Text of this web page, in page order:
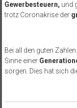
Gewerbesteuern, und
trotz Coronakrise der
Bei all den guten
Sinne einer
sorgen. Dies hat sich